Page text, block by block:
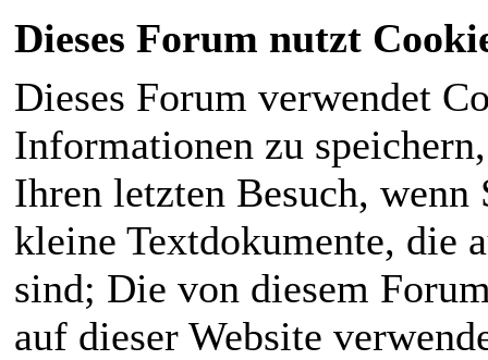
Dieses Forum nutzt
Dieses Forum verwendet
Informationen zu
Ihren letzten Besuch,
kleine Textdokumente, die
sind; Die von diesem
auf dieser Website